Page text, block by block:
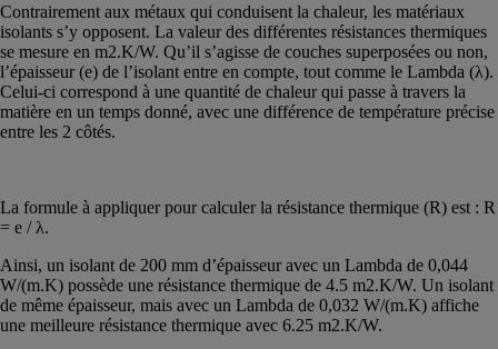
Contrairement aux métaux qui conduisent la chaleur, les matériaux
isolants s’y opposent. La valeur des différentes résistances thermiques
se mesure en m2.K/W. Qu’il s’agisse de couches superposées ou non,
l’épaisseur (e) de l’isolant entre en compte, tout comme le Lambda (λ).
Celui-ci correspond à une quantité de chaleur qui passe à travers la
matière en un temps donné, avec une différence de température précise
entre les 2 côtés.
La formule à appliquer pour calculer la résistance thermique (R) est : R
= e / λ.
Ainsi, un isolant de 200 mm d’épaisseur avec un Lambda de 0,044
W/(m.K) possède une résistance thermique de 4.5 m2.K/W. Un isolant
de même épaisseur, mais avec un Lambda de 0,032 W/(m.K) affiche
une meilleure résistance thermique avec 6.25 m2.K/W.